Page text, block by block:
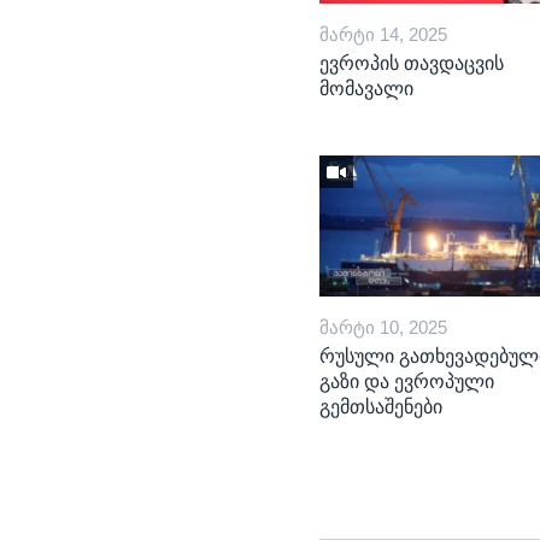
ᲛᲐᲠᲢᲘ 14, 2025
ევროპის თავდაცვის
მომავალი
ᲛᲐᲠᲢᲘ 10, 2025
რუსული
გაზი და ევროპული
გემთსაშენები